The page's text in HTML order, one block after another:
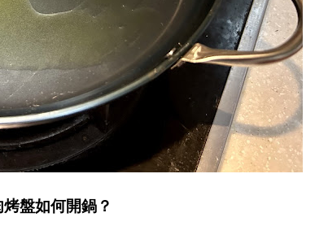
盤如何開鍋？